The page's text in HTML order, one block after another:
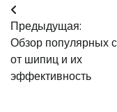
Навигация
по
записям
Предыдущая:
Обзор популярных
от шипиц и их
эффективность